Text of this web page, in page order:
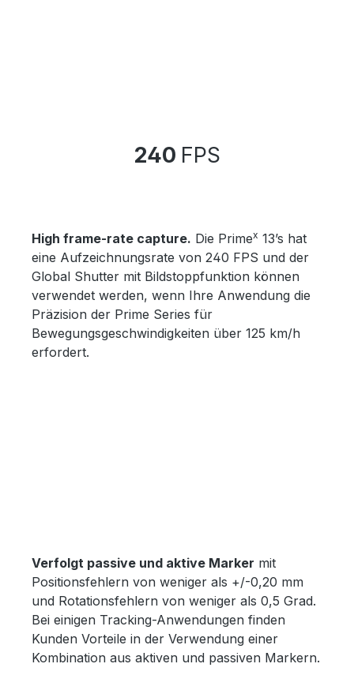
240 FPS
High frame-rate capture. Die Primex 13’s hat
eine Aufzeichnungsrate von 240 FPS und der
Global Shutter mit Bildstoppfunktion können
verwendet werden, wenn Ihre Anwendung die
Präzision der Prime Series für
Bewegungsgeschwindigkeiten über 125 km/h
erfordert.
Verfolgt passive und aktive Marker mit
Positionsfehlern von weniger als +/-0,20 mm
und Rotationsfehlern von weniger als 0,5 Grad.
Bei einigen Tracking-Anwendungen finden
Kunden Vorteile in der Verwendung einer
Kombination aus aktiven und passiven Markern.